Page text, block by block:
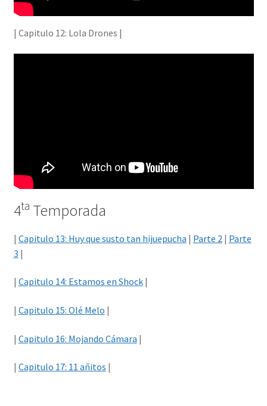
| Capitulo 12: Lola Drones |
4ta Temporada
| Capitulo 13: Huy que susto tan hijuepucha | Parte 2 | Parte
3 |
| Capitulo 14: Estamos en Shock|
| Capitulo 15: Olé Melo |
| Capitulo 16: Mojando Cámara |
| Capitulo 17: 11 añitos |